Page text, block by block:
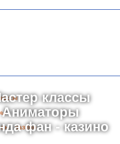
классы
Аниматоры
фан - казино